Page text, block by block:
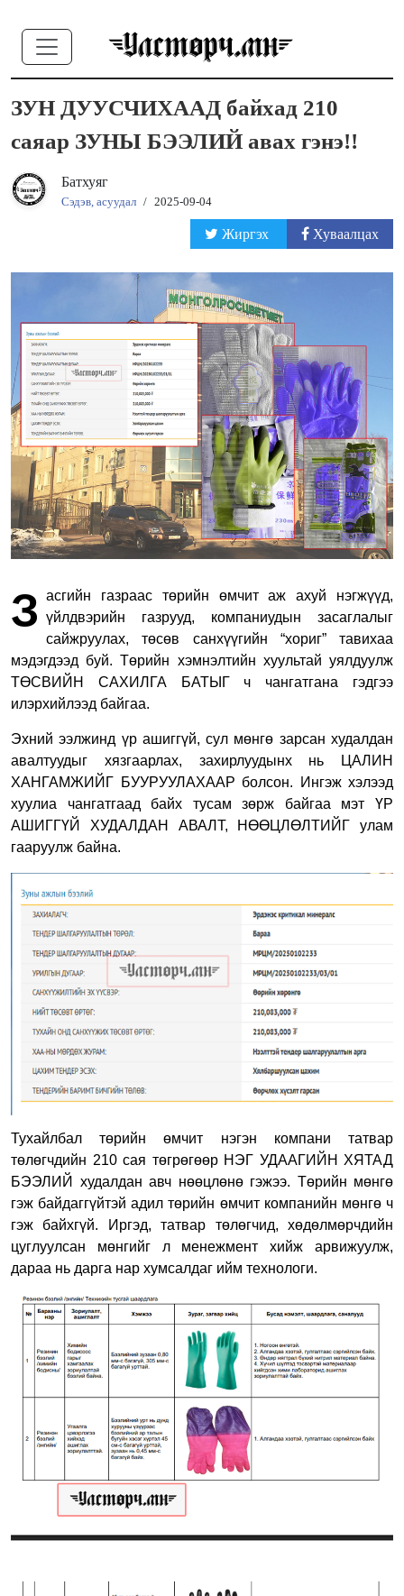
ЗУН ДУУСЧИХААД байхад 210
саяар ЗУНЫ БЭЭЛИЙ авах гэнэ!!
Батхуяг
Сэдэв, асуудал / 2025-09-04
Жиргэх Хуваалцах
З асгийн газраас төрийн өмчит аж ахуй нэгжүүд,
үйлдвэрийн газрууд, компаниудын засаглалыг
сайжруулах, төсөв санхүүгийн “хориг” тавихаа
мэдэгдээд буй. Төрийн хэмнэлтийн хуультай уялдуулж
ТӨСВИЙН САХИЛГА БАТЫГ ч чангатгана гэдгээ
илэрхийлээд байгаа.
Эхний ээлжинд үр ашиггүй, сул мөнгө зарсан худалдан
авалтуудыг хязгаарлах, захирлуудынх нь ЦАЛИН
ХАНГАМЖИЙГ БУУРУУЛАХААР болсон. Ингэж хэлээд
хуулиа чангатгаад байх тусам зөрж байгаа мэт ҮР
АШИГГҮЙ ХУДАЛДАН АВАЛТ, НӨӨЦЛӨЛТИЙГ улам
гааруулж байна.
Тухайлбал төрийн өмчит нэгэн компани татвар
төлөгчдийн 210 сая төгрөгөөр НЭГ УДААГИЙН ХЯТАД
БЭЭЛИЙ худалдан авч нөөцлөнө гэжээ. Төрийн мөнгө
гэж байдаггүйтэй адил төрийн өмчит компанийн мөнгө ч
гэж байхгүй. Иргэд, татвар төлөгчид, хөдөлмөрчдийн
цуглуулсан мөнгийг л менежмент хийж арвижуулж,
дараа нь дарга нар хумсалдаг ийм технологи.